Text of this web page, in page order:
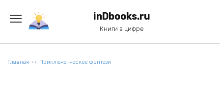
содержанию
inDbooks.ru
Книги в цифре
Главная Приключенческое фэнтези